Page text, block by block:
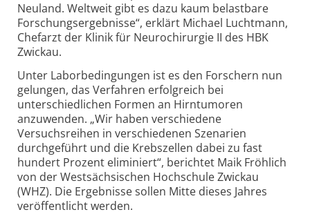
Neuland. Weltweit gibt es dazu kaum belastbare
Forschungsergebnisse“, erklärt Michael Luchtmann,
Chefarzt der Klinik für Neurochirurgie II des HBK
Zwickau.
Unter Laborbedingungen ist es den Forschern nun
gelungen, das Verfahren erfolgreich bei
unterschiedlichen Formen an Hirntumoren
anzuwenden. „Wir haben verschiedene
Versuchsreihen in verschiedenen Szenarien
durchgeführt und die Krebszellen dabei zu fast
hundert Prozent eliminiert“, berichtet Maik Fröhlich
von der Westsächsischen Hochschule Zwickau
(WHZ). Die Ergebnisse sollen Mitte dieses Jahres
veröffentlicht werden.